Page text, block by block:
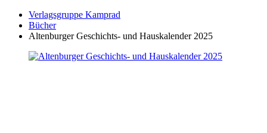
Verlagsgruppe Kamprad
Bücher
Altenburger Geschichts- und Hauskalender 2025